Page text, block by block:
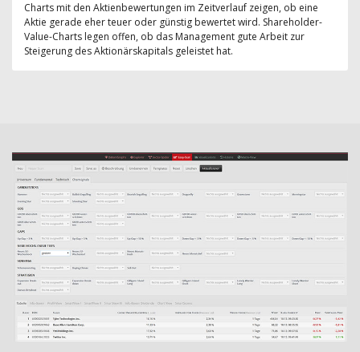
Charts mit den Aktienbewertungen im Zeitverlauf zeigen, ob eine
Aktie gerade eher teuer oder günstig bewertet wird. Shareholder-
Value-Charts legen offen, ob das Management gute Arbeit zur
Steigerung des Aktionärskapitals geleistet hat.